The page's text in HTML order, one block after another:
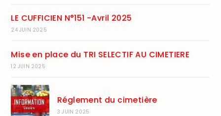
LE CUFFICIEN N°151 -Avril 2025
24 JUIN 2025
Mise en place du TRI SELECTIF AU CIMETIERE
12 JUIN 2025
Réglement du cimetière
3 JUIN 2025